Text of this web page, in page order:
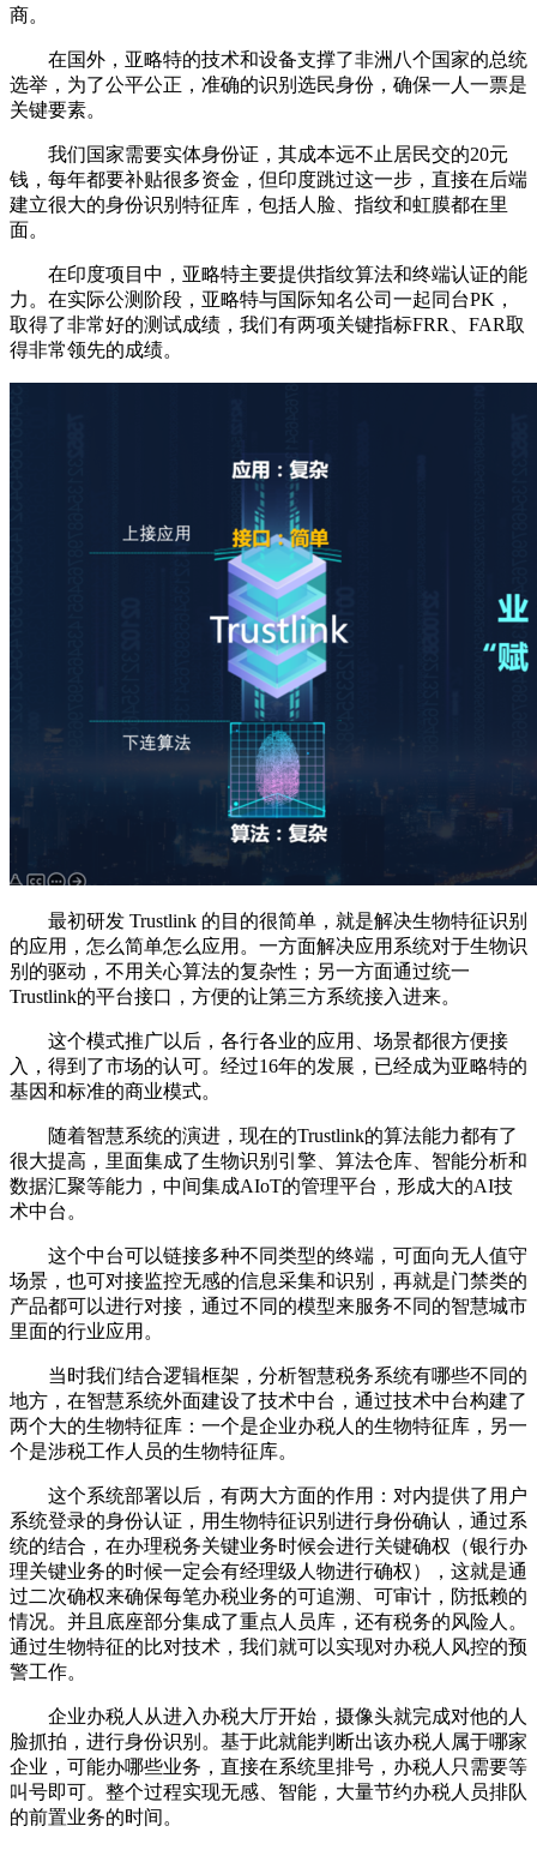
商。
在国外，亚略特的技术和设备支撑了非洲八个国家的总统
选举，为了公平公正，准确的识别选民身份，确保一人一票是
关键要素。
我们国家需要实体身份证，其成本远不止居民交的20元
钱，每年都要补贴很多资金，但印度跳过这一步，直接在后端
建立很大的身份识别特征库，包括人脸、指纹和虹膜都在里
面。
在印度项目中，亚略特主要提供指纹算法和终端认证的能
力。在实际公测阶段，亚略特与国际知名公司一起同台PK，
取得了非常好的测试成绩，我们有两项关键指标FRR、FAR取
得非常领先的成绩。
最初研发 Trustlink 的目的很简单，就是解决生物特征识别
的应用，怎么简单怎么应用。一方面解决应用系统对于生物识
别的驱动，不用关心算法的复杂性；另一方面通过统一
Trustlink的平台接口，方便的让第三方系统接入进来。
这个模式推广以后，各行各业的应用、场景都很方便接
入，得到了市场的认可。经过16年的发展，已经成为亚略特的
基因和标准的商业模式。
随着智慧系统的演进，现在的Trustlink的算法能力都有了
很大提高，里面集成了生物识别引擎、算法仓库、智能分析和
数据汇聚等能力，中间集成AIoT的管理平台，形成大的AI技
术中台。
这个中台可以链接多种不同类型的终端，可面向无人值守
场景，也可对接监控无感的信息采集和识别，再就是门禁类的
产品都可以进行对接，通过不同的模型来服务不同的智慧城市
里面的行业应用。
当时我们结合逻辑框架，分析智慧税务系统有哪些不同的
地方，在智慧系统外面建设了技术中台，通过技术中台构建了
两个大的生物特征库：一个是企业办税人的生物特征库，另一
个是涉税工作人员的生物特征库。
这个系统部署以后，有两大方面的作用：对内提供了用户
系统登录的身份认证，用生物特征识别进行身份确认，通过系
统的结合，在办理税务关键业务时候会进行关键确权（银行办
理关键业务的时候一定会有经理级人物进行确权），这就是通
过二次确权来确保每笔办税业务的可追溯、可审计，防抵赖的
情况。并且底座部分集成了重点人员库，还有税务的风险人。
通过生物特征的比对技术，我们就可以实现对办税人风控的预
警工作。
企业办税人从进入办税大厅开始，摄像头就完成对他的人
脸抓拍，进行身份识别。基于此就能判断出该办税人属于哪家
企业，可能办哪些业务，直接在系统里排号，办税人只需要等
叫号即可。整个过程实现无感、智能，大量节约办税人员排队
的前置业务的时间。